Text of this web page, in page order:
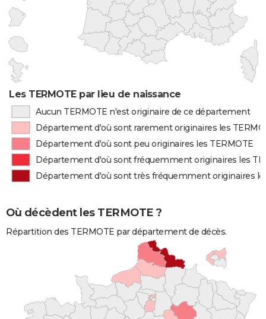
Les TERMOTE par lieu de naissance
Aucun TERMOTE n'est originaire de ce département
Département d'où sont rarement originaires les
Département d'où sont peu originaires les TERMOTE
Département d'où sont fréquemment originaires les
Département d'où sont très fréquemment originaires
Où décèdent les TERMOTE ?
Répartition des TERMOTE par département de décès.